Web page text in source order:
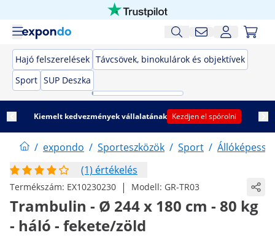
Hajó felszerelések Távcsövek, binokulárok és objektívek
Sport SUP Deszka
Kiemelt kedvezmények vállalatának Kezdjen el spórolni
/ expondo / Sporteszközök / Sport /
(1) értékelés
Termékszám: EX10230230 | Modell: GR-TR03
Trambulin - Ø 244 x 180 cm - 80 kg
- háló - fekete/zöld